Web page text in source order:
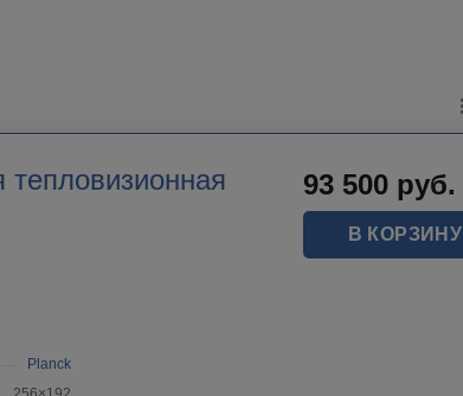
тепловизионная
Planck
93 500 руб.
В КОРЗИНУ